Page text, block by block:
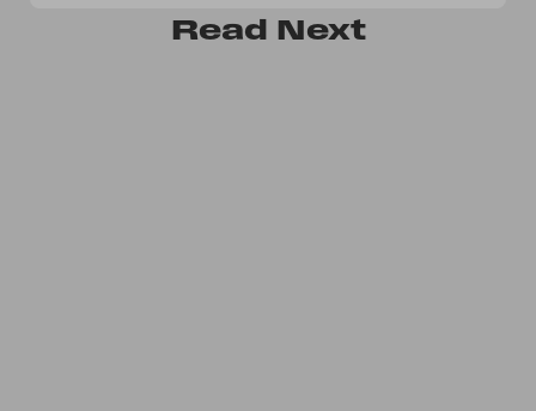
Read Next